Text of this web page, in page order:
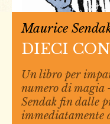
Maurice
DIECI
Un libro per
numero di magia
Sendak fin dalle
immediatamente